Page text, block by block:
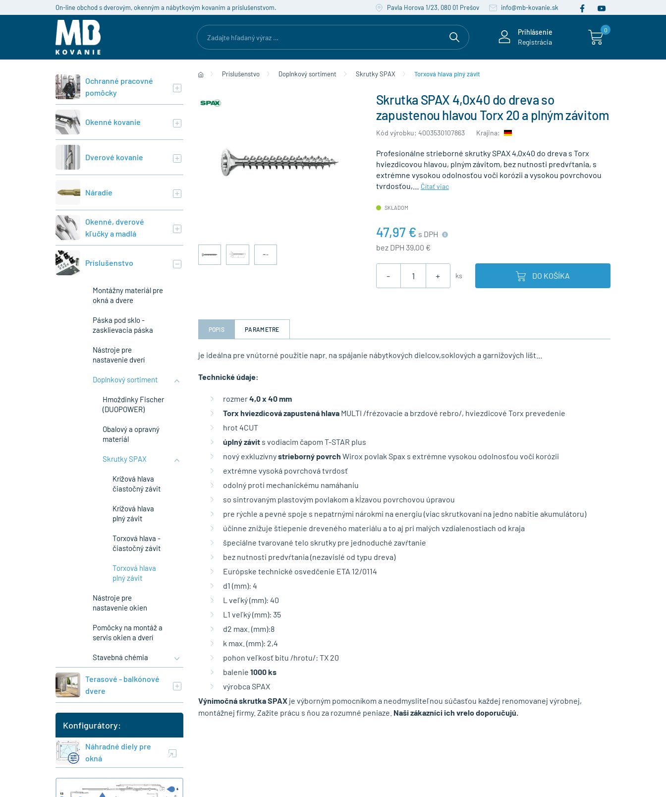
On-line obchod s dverovým, okenným a nábytkovým kovaním a príslušenstvom. Pavla Horova 1/23, 080 01 Prešov info@mb-kovanie.sk
Prihlásenie
Registrácia
0
Príslušenstvo Doplnkový sortiment Skrutky SPAX Torxová hlava plný závit
Skrutka SPAX 4,0x40 do dreva so
zapustenou hlavou Torx 20 a plným závitom
Kód výrobku: 4003530107863 Krajina:
Profesionálne strieborné skrutky SPAX 4,0x40 do dreva s Torx
hviezdicovou hlavou, plným závitom, bez nutnosti predvŕtania, s
extrémne vysokou odolnosťou voči korózii a vysokou povrchovou
tvrdosťou,…
Čítať viac
SKLADOM
47,97 € s DPH
bez DPH 39,00 €
- + ks DO KOŠÍKA
POPIS PARAMETRE
je ideálna pre vnútorné použitie napr. na spájanie nábytkových dielcov,soklových a garnižových líšt...
Technické údaje:
rozmer4,0 x 40 mm
Torx hviezdicová zapustená hlavaMULTI /frézovacie a brzdové rebro/, hviezdicové Torx prevedenie
hrot 4CUT
úplný závits vodiacim čapom T-STAR plus
nový exkluzívnystrieborný povrch Wirox povlak Spax s extrémne vysokou odolnosťou voči korózii
extrémne vysoká povrchová tvrdosť
odolný proti mechanickému namáhaniu
so sintrovaným plastovým povlakom a kĺzavou povrchovou úpravou
pre rýchle a pevné spoje s nepatrnými nárokmi na energiu (viac skrutkovaní na jedno nabitie akumulátoru)
účinne znižuje štiepenie dreveného materiálu a to aj pri malých vzdialenostiach od kraja
špeciálne tvarované telo skrutky pre jednoduché zavŕtanie
bez nutnosti predvŕtania (nezavislé od typu dreva)
Európske technické osvedčenie ETA 12/0114
d1 (mm): 4
L veľký (mm): 40
L1 veľký (mm): 35
d2 max. (mm):8
k max. (mm): 2,4
pohon veľkosť bitu /hrotu/: TX 20
balenie 1000 ks
výrobca SPAX
Výnimočná skrutka SPAXje výborným pomocníkom a neodmysliteľnou súčasťou každej renomovanej výrobnej,
montážnej firmy. Zažite prácu s ňou za rozumné peniaze. Naši zákazníci ich vrelo doporučujú.
Ochranné pracovné
pomôcky
Okenné kovanie
Dverové kovanie
Náradie
Okenné, dverové
kľučky a madlá
Príslušenstvo
Montážny materiál pre
okná a dvere
Páska pod sklo -
zasklievacia páska
Nástroje pre
nastavenie dverí
Doplnkový sortiment
Hmoždinky Fischer
(DUOPOWER)
Obalový a opravný
materiál
Skrutky SPAX
Krížová hlava
čiastočný závit
Krížová hlava
plný závit
Torxová hlava -
čiastočný závit
Torxová hlava
plný závit
Nástroje pre
nastavenie okien
Pomôcky na montáž a
servis okien a dverí
Stavebná chémia
Terasové - balkónové
dvere
Konfigurátory:
Náhradné diely pre
okná